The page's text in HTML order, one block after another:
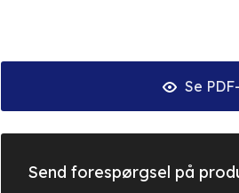
Se
Send forespørgsel på